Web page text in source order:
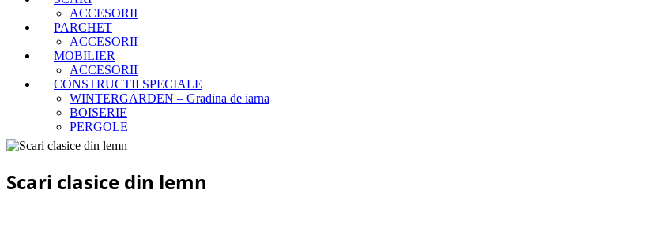
ACCESORII
PARCHET
ACCESORII
MOBILIER
ACCESORII
CONSTRUCTII SPECIALE
WINTERGARDEN – Gradina de iarna
BOISERIE
PERGOLE
Scari clasice din lemn